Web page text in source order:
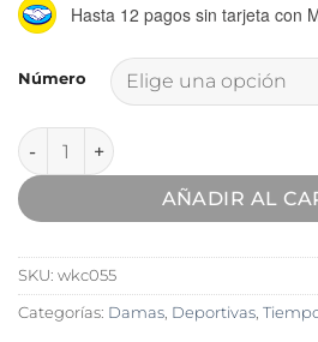
Hasta 12 pagos sin tarjeta con
Número
Zapatilla Elastizada Wake cantidad
AÑADIR AL
SKU: wkc055
Categorías: Damas Deportivas